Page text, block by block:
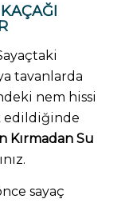
tavanlarda
nem hissi
edildiğinde
Kırmadan Su
sayaç